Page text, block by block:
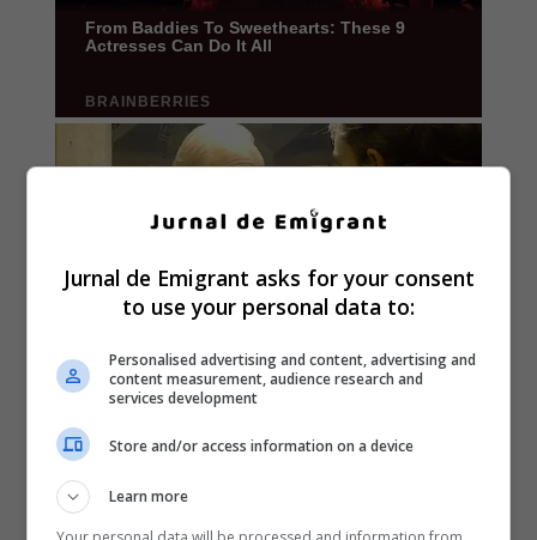
Jurnal de Emigrant asks for your consent
to use your personal data to:
Personalised advertising and content, advertising and
content measurement, audience research and
services development
Store and/or access information on a device
Learn more